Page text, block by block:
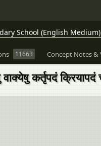
School (English
11663 Concept Notes &
कर्तृपदं क्रियापदं